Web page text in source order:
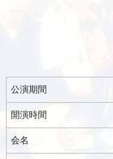
公演期間
開演時間
会名